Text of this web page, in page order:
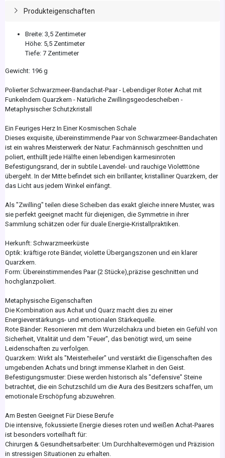
Produkteigenschaften
Breite: 3,5 Zentimeter
Höhe: 5,5 Zentimeter
Tiefe: 7 Zentimeter
Gewicht: 196 g
Polierter Schwarzmeer-Bandachat-Paar - Lebendiger Roter Achat mit
Funkelndem Quarzkern - Natürliche Zwillingsgeodescheiben -
Metaphysischer Schutzkristall
Ein Feuriges Herz In Einer Kosmischen Schale
Dieses exquisite, übereinstimmende Paar von Schwarzmeer-Bandachaten
ist ein wahres Meisterwerk der Natur. Fachmännisch geschnitten und
poliert, enthüllt jede Hälfte einen lebendigen karmesinroten
Befestigungsrand, der in subtile Lavendel- und rauchige Violetttöne
übergeht. In der Mitte befindet sich ein brillanter, kristalliner Quarzkern, der
das Licht aus jedem Winkel einfängt.
Als "Zwilling" teilen diese Scheiben das exakt gleiche innere Muster, was
sie perfekt geeignet macht für diejenigen, die Symmetrie in ihrer
Sammlung schätzen oder für duale Energie-Kristallpraktiken.
Herkunft: Schwarzmeerküste
Optik: kräftige rote Bänder, violette Übergangszonen und ein klarer
Quarzkern.
Form: Übereinstimmendes Paar (2 Stücke),präzise geschnitten und
hochglanzpoliert.
Metaphysische Eigenschaften
Die Kombination aus Achat und Quarz macht dies zu einer
Energieverstärkungs- und emotionalen Stärkequelle.
Rote Bänder: Resonieren mit dem Wurzelchakra und bieten ein Gefühl von
Sicherheit, Vitalität und dem "Feuer", das benötigt wird, um seine
Leidenschaften zu verfolgen.
Quarzkern: Wirkt als "Meisterheiler" und verstärkt die Eigenschaften des
umgebenden Achats und bringt immense Klarheit in den Geist.
Befestigungsmuster: Diese werden historisch als "defensive" Steine
betrachtet, die ein Schutzschild um die Aura des Besitzers schaffen, um
emotionale Erschöpfung abzuwehren.
Am Besten Geeignet Für Diese Berufe
Die intensive, fokussierte Energie dieses roten und weißen Achat-Paares
ist besonders vorteilhaft für:
Chirurgen & Gesundheitsarbeiter: Um Durchhaltevermögen und Präzision
in stressigen Situationen zu erhalten.